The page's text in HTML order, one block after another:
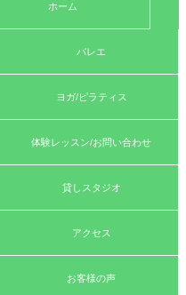
ホーム
バレエ
ヨガ/ピラティス
体験レッスン/お問い合わせ
貸しスタジオ
アクセス
お客様の声